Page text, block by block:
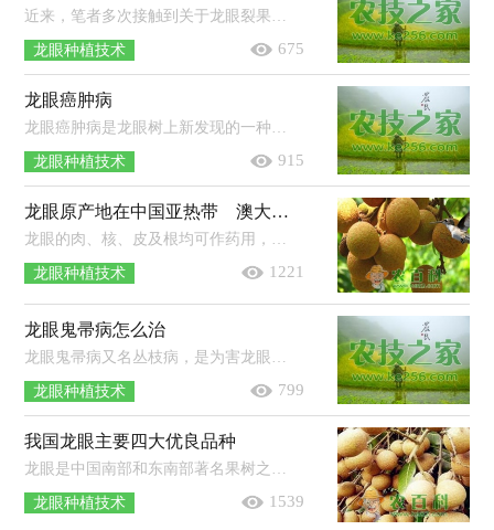
近来，笔者多次接触到关于龙眼裂果的问题。造成龙眼裂果的原因有许多，但普遍认为水分供应不均匀(如久雨或久旱骤雨)、果实发育期不平...
龙眼种植技术 675
龙眼癌肿病
龙眼癌肿病是龙眼树上新发现的一种病害。枝干受害，造成树势早衰。 一、症状 感病枝干初期病部产生小突起，后逐渐增大形成肿瘤...
龙眼种植技术 915
龙眼原产地在中国亚热带 澳大利亚也有龙眼产地
龙眼的肉、核、皮及根均可作药用，原产地在中国南部及西南部的亚热带地区，如广西，广东，云南，海南，台湾，福建。世界上有多个栽培龙眼的产地...
龙眼种植技术 1221
龙眼鬼帚病怎么治
龙眼鬼帚病又名丛枝病，是为害龙眼最严重的病害，广东、广西、福建、台湾等省(自治区)均有发生。发病枝梢的花穗不能结实。造成枝梢枯...
龙眼种植技术 799
我国龙眼主要四大优良品种
龙眼是中国南部和东南部著名果树之一，常与荔枝相提并论，龙眼的栽培品种不如荔枝的多，目前比较受好评的有广东的石峡龙眼，福建的普明庵...
龙眼种植技术 1539